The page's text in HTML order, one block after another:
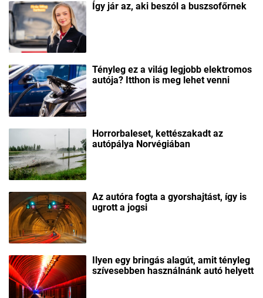
Így jár az, aki beszól a buszsofőrnek
Tényleg ez a világ legjobb elektromos
autója? Itthon is meg lehet venni
Horrorbaleset, kettészakadt az
autópálya Norvégiában
Az autóra fogta a gyorshajtást, így is
ugrott a jogsi
Ilyen egy bringás alagút, amit tényleg
szívesebben használnánk autó helyett